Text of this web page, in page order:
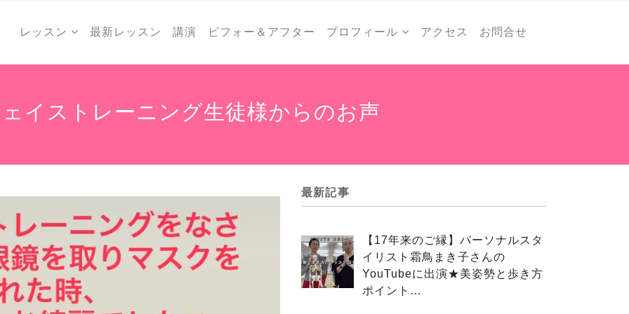
レッスン 最新レッスン 講演 ビフォー＆アフター プロフィール アクセス お問合せ
イストレーニング生徒様からのお声
最新記事
【17年来のご縁】パーソナルスタ
イリスト霜鳥まき子さんの
YouTubeに出演★美姿勢と歩き方
ポイント…